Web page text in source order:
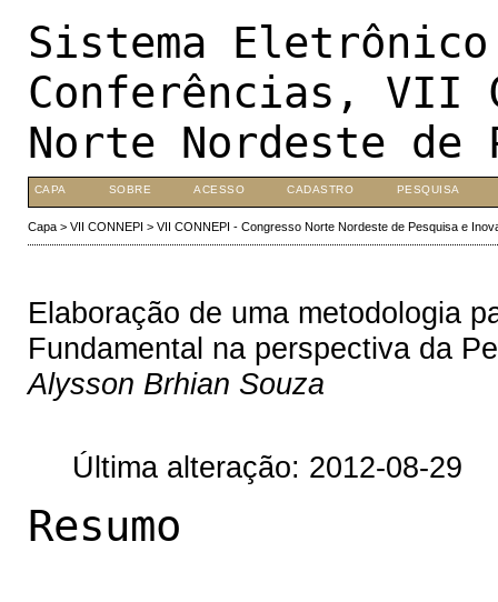
Sistema
Conferências, VII
Norte Nordeste de
CAPA SOBRE ACESSO CADASTRO PESQUISA
Capa> VII CONNEPI > VII CONNEPI - Congresso Norte Nordeste de Pesquisa e
Elaboração de uma metodologia
Fundamental na perspectiva da
Alysson Brhian Souza
Última alteração: 2012-08-29
Resumo